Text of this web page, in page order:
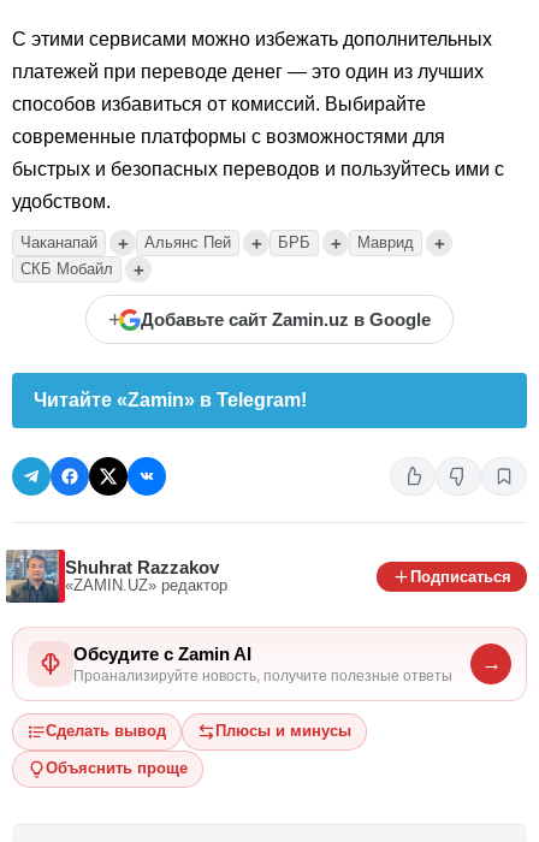
С этими сервисами можно избежать дополнительных
платежей при переводе денег — это один из лучших
способов избавиться от комиссий. Выбирайте
современные платформы с возможностями для
быстрых и безопасных переводов и пользуйтесь ими с
удобством.
Чаканапай + Альянс Пей + БРБ + Маврид +
СКБ Мобайл +
+ Добавьте сайт Zamin.uz в Google
Читайте «Zamin» в Telegram!
Shuhrat Razzakov
«ZAMIN.UZ» редактор
Подписаться
Обсудите с Zamin AI
Проанализируйте новость, получите полезные ответы
→
Сделать вывод Плюсы и минусы
Объяснить проще